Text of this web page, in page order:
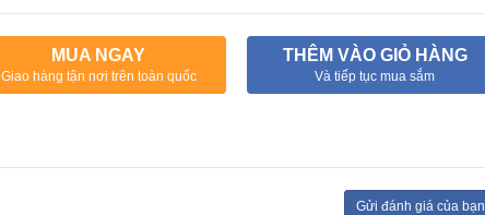
MUA NGAY
Giao hàng tận nơi trên toàn quốc
THÊM VÀO GIỎ HÀNG
Và tiếp tục mua sắm
Gửi đánh giá của bạn